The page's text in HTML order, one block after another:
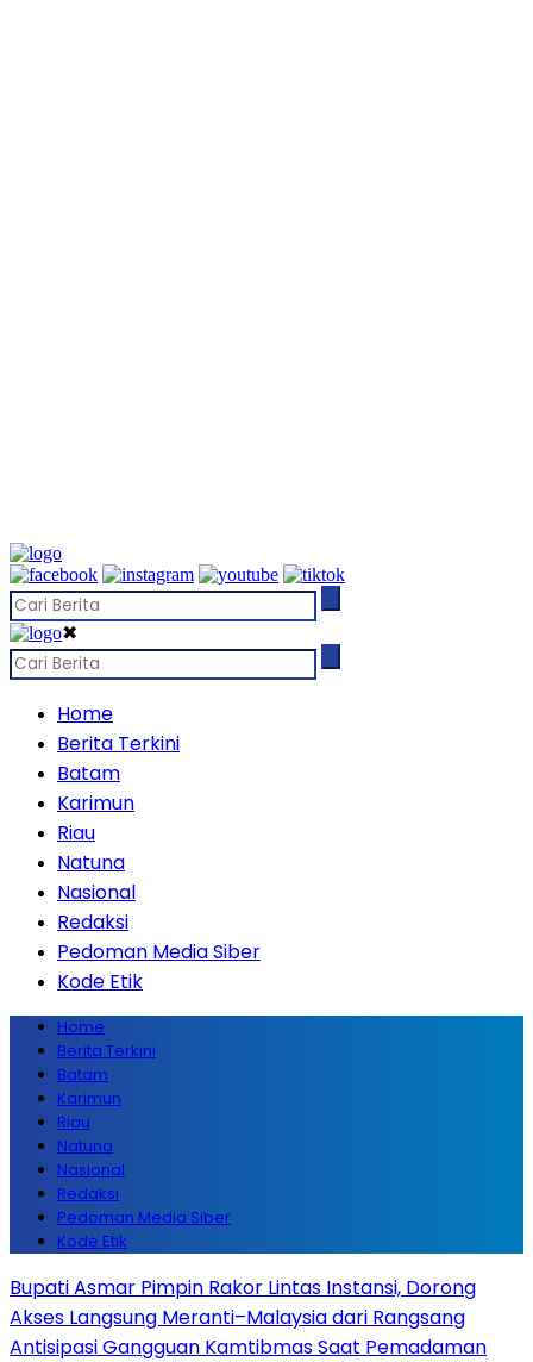
✖
Home
Berita Terkini
Batam
Karimun
Riau
Natuna
Nasional
Redaksi
Pedoman Media Siber
Kode Etik
Home
Berita Terkini
Batam
Karimun
Riau
Natuna
Nasional
Redaksi
Pedoman Media Siber
Kode Etik
Bupati Asmar Pimpin Rakor Lintas Instansi, Dorong
Akses Langsung Meranti–Malaysia dari Rangsang
Antisipasi Gangguan Kamtibmas Saat Pemadaman